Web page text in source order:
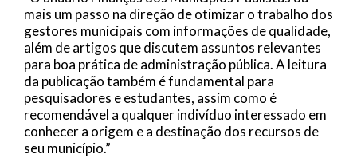
mais um passo na direção de otimizar o trabalho dos
gestores municipais com informações de qualidade,
além de artigos que discutem assuntos relevantes
para boa prática de administração pública. A leitura
da publicação também é fundamental para
pesquisadores e estudantes, assim como é
recomendável a qualquer indivíduo interessado em
conhecer a origem e a destinação dos recursos de
seu município.”